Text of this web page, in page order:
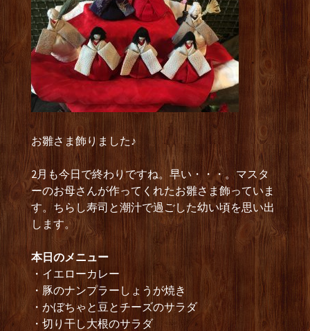
お雛さま飾りました♪
2月も今日で終わりですね。早い・・・。マスタ
ーのお母さんが作ってくれたお雛さま飾っていま
す。ちらし寿司と潮汁で過ごした幼い頃を思い出
します。
本日のメニュー
・イエローカレー
・豚のナンプラーしょうが焼き
・かぼちゃと豆とチーズのサラダ
・切り干し大根のサラダ